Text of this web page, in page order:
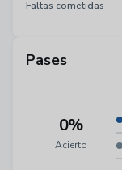
Faltas cometidas
Pases
0%
Acierto